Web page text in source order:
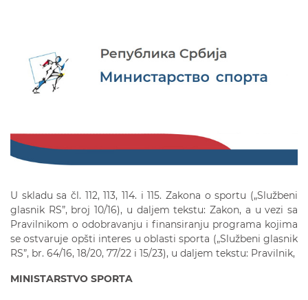
U skladu sa čl. 112, 113, 114. i 115. Zakona o sportu („Službeni
glasnik RS”, broj 10/16), u daljem tekstu: Zakon, a u vezi sa
Pravilnikom o odobravanju i finansiranju programa kojima
se ostvaruje opšti interes u oblasti sporta („Službeni glasnik
RS”, br. 64/16, 18/20, 77/22 i 15/23), u daljem tekstu: Pravilnik,
MINISTARSTVO SPORTA